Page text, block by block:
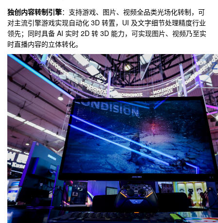
独创内容转制引擎：支持游戏、图片、视频全品类光场化转制，可
对主流引擎游戏实现自动化 3D 转置，UI 及文字细节处理精度行业
领先；同时具备 AI 实时 2D 转 3D 能力，可实现图片、视频乃至实
时直播内容的立体转化。